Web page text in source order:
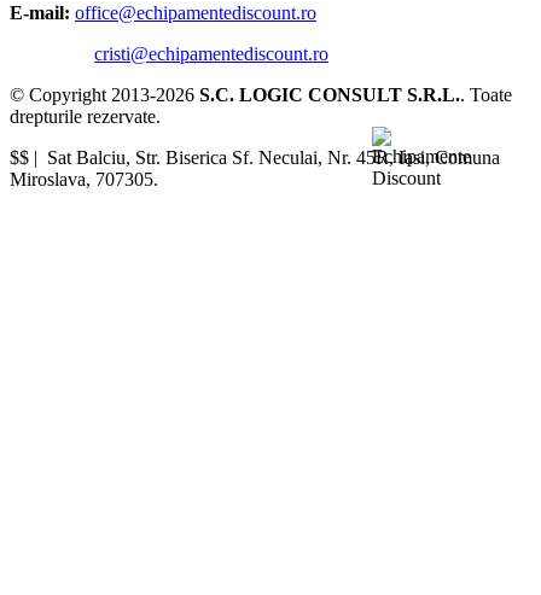
E-mail: office@echipamentediscount.ro
cristi@echipamentediscount.ro
© Copyright 2013-2026 S.C. LOGIC CONSULT S.R.L.. Toate
drepturile rezervate.
$$ | Sat Balciu, Str. Biserica Sf. Neculai, Nr. 45R,Iasi,Comuna
Miroslava, 707305.